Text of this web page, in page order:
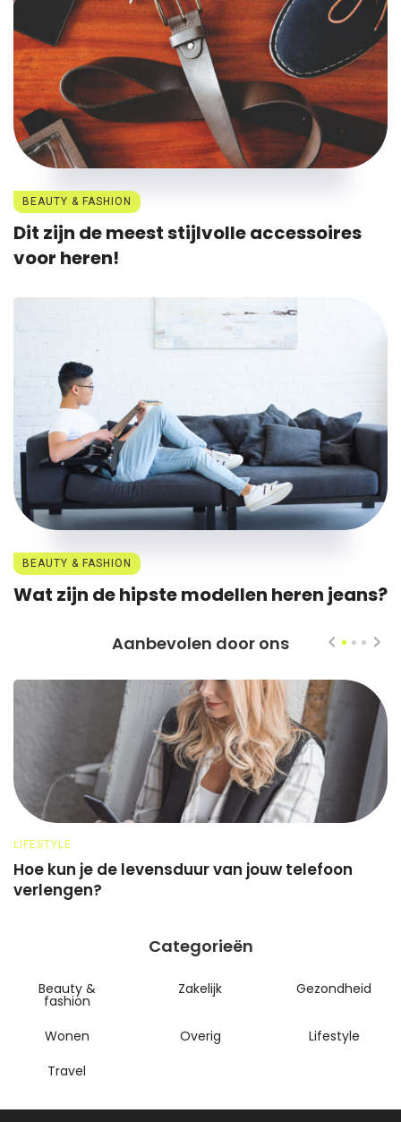
BEAUTY & FASHION
Dit zijn de meest stijlvolle accessoires
voor heren!
BEAUTY & FASHION
Wat zijn de hipste modellen heren jeans?
Aanbevolen door ons
LIFESTYLE
Hoe kun je de levensduur van jouw telefoon
verlengen?
Categorieën
Beauty &
fashion
Zakelijk Gezondheid
Wonen Overig
Lifestyle
Travel